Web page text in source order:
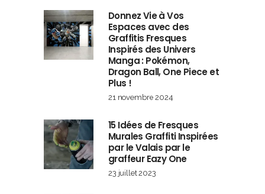
Donnez Vie à Vos
Espaces avec des
Graffitis Fresques
Inspirés des Univers
Manga : Pokémon,
Dragon Ball, One Piece et
Plus !
21 novembre 2024
15 Idées de Fresques
Murales Graffiti Inspirées
par le Valais par le
graffeur Eazy One
23 juillet 2023